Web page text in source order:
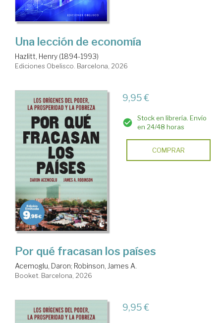
Una lección de economía
Hazlitt, Henry (1894-1993)
Ediciones Obelisco. Barcelona, 2026
9,95 €
Stock en librería. Envío
en 24/48 horas
COMPRAR
Por qué fracasan los países
Acemoglu, Daron; Robinson, James A.
Booket. Barcelona, 2026
9,95 €